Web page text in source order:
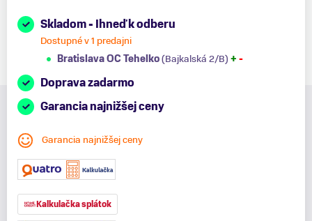
Skladom - Ihneď k odberu
Dostupné v 1 predajni
Bratislava OC Tehelko(Bajkalská 2/B) + -
Doprava zadarmo
Garancia najnižšej ceny
Garancia najnižšej ceny
Kalkulačka splátok